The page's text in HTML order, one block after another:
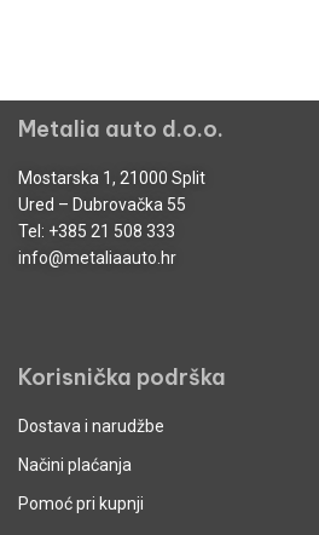
Metalia auto d.o.o.
Mostarska 1, 21000 Split
Ured – Dubrovačka 55
Tel: +385 21 508 333
info@metaliaauto.hr
Korisnička podrška
Dostava i narudžbe
Načini plaćanja
Pomoć pri kupnji